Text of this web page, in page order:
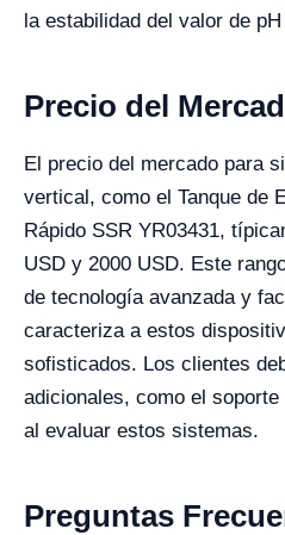
la estabilidad del valor de
Precio del
El precio del mercado para
vertical, como el Tanque de
Rápido SSR YR03431,
USD y 2000 USD. Este
de tecnología avanzada y
caracteriza a estos
sofisticados. Los clientes
adicionales, como el
al evaluar estos sistemas.
Preguntas